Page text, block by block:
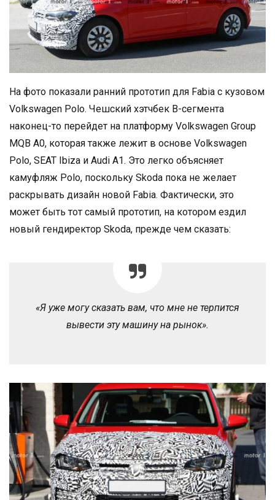
На фото показали ранний прототип для Fabia с кузовом
Volkswagen Polo. Чешский хэтчбек B-сегмента
наконец-то перейдет на платформу Volkswagen Group
MQB A0, которая также лежит в основе Volkswagen
Polo, SEAT Ibiza и Audi A1. Это легко объясняет
камуфляж Polo, поскольку Skoda пока не желает
раскрывать дизайн новой Fabia. Фактически, это
может быть тот самый прототип, на котором ездил
новый гендиректор Skoda, прежде чем сказать:
«Я уже могу сказать вам, что мне не терпится
вывести эту машину на рынок».